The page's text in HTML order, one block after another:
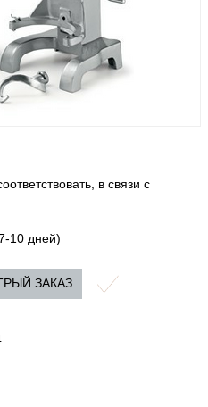
в связи с
10 дней)
ЗАКАЗ